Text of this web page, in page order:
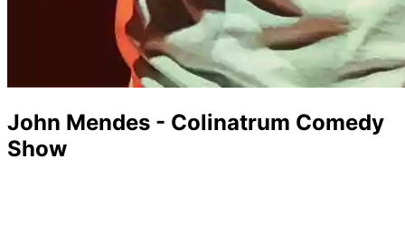
John Mendes - Colinatrum Comedy
Show